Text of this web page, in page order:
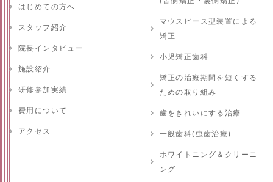
はじめての方へ
スタッフ紹介
院長インタビュー
施設紹介
研修参加実績
費用について
アクセス
マウスピース型装置による
矯正
小児矯正歯科
矯正の治療期間を短くする
ための取り組み
歯をきれいにする治療
一般歯科(虫歯治療)
ホワイトニング＆クリーニ
ング